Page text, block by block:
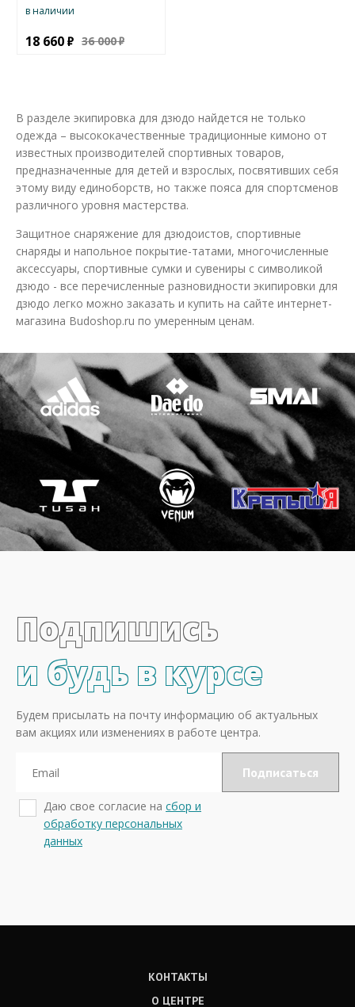
в наличии
18 660 36 000
В разделе экипировка для дзюдо найдется не только
одежда – высококачественные традиционные кимоно от
известных производителей спортивных товаров,
предназначенные для детей и взрослых, посвятивших себя
этому виду единоборств, но также пояса для спортсменов
различного уровня мастерства.
Защитное снаряжение для дзюдоистов, спортивные
снаряды и напольное покрытие-татами, многочисленные
аксессуары, спортивные сумки и сувениры с символикой
дзюдо - все перечисленные разновидности экипировки для
дзюдо легко можно заказать и купить на сайте интернет-
магазина Budoshop.ru по умеренным ценам.
Подпишись
и будь в курсе
Будем присылать на почту информацию об актуальных
вам акциях или изменениях в работе центра.
Даю свое согласие на сбор и
обработку персональных
данных
КОНТАКТЫ
О ЦЕНТРЕ